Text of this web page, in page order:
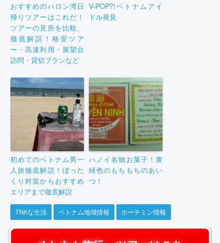
おすすめのハロン湾日
帰りツアーはこれだ！
ツアーの見所を比較、
徹底解説！格安ツア
ー・高速利用・展望台
訪問・貸切プランなど
V-POP?!ベトナムアイ
ドル発見
初めてのベトナム男一
人旅徹底解説！ぼった
くり対策からおすすめ
エリアまで徹底解説
ハノイ名物お菓子！黄
緑色のもちもちのあい
つ！
TNKな生活 ベトナム地域情報 ホーチミン情報